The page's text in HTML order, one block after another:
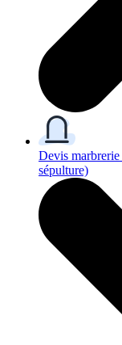
Devis marbrerie
sépulture)